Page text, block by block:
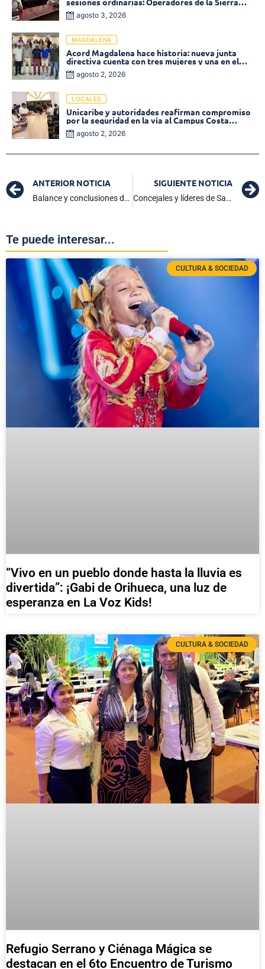
tema central de la plenaria
agosto 3, 2026
MAGDALENA
Acord Magdalena hace historia: nueva junta
directiva cuenta con tres mujeres y una en el
Órgano de Control
agosto 2, 2026
LOCALES
Unicaribe y autoridades reafirman compromiso
por la seguridad en la vía al Campus Costa
Verdeagosto 2, 2026
ANTERIOR NOTICIA
Balance y conclusiones del Consejo Ampliado de Seguridad en Zona Bananera
SIGUIENTE NOTICIA
Concejales y líderes de San Javier reclaman por parálisis de obras en la vía San Pablo-San Pedro
Te puede interesar...
CULTURA & SOCIEDAD
“Vivo en un pueblo donde hasta la lluvia es
divertida”: ¡Gabi de Orihueca, una luz de
esperanza en La Voz Kids!
CULTURA & SOCIEDAD
Refugio Serrano y Ciénaga Mágica se
destacan en el 6to Encuentro de Turismo